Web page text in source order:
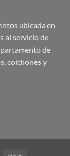
ubicada en
al servicio de
de
colchones y